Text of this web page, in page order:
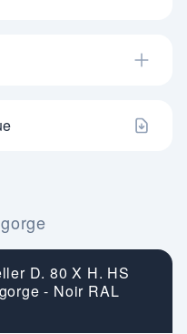
P. 170.
D. 80 X H. HS
- Noir RAL